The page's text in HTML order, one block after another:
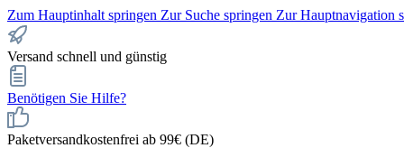
Zum Hauptinhalt springen Zur Suche springen Zur Hauptnavigation
Versand schnell und günstig
Benötigen Sie Hilfe?
Paketversandkostenfrei ab 99€ (DE)